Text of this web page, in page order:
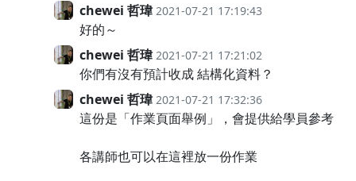
chewei 哲瑋 2021-07-21 17:19:43
好的～
chewei 哲瑋 2021-07-21 17:21:02
你們有沒有預計收成 結構化資料？
chewei 哲瑋 2021-07-21 17:32:36
這份是「作業頁面舉例」，會提供給學員參考
各講師也可以在這裡放一份作業